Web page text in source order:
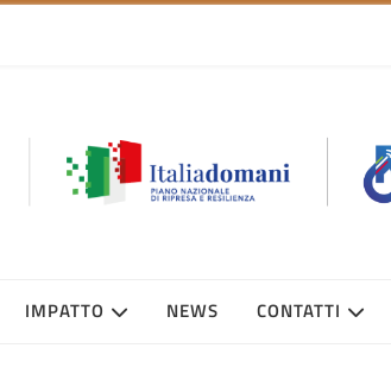
IMPATTO NEWS CONTATTI